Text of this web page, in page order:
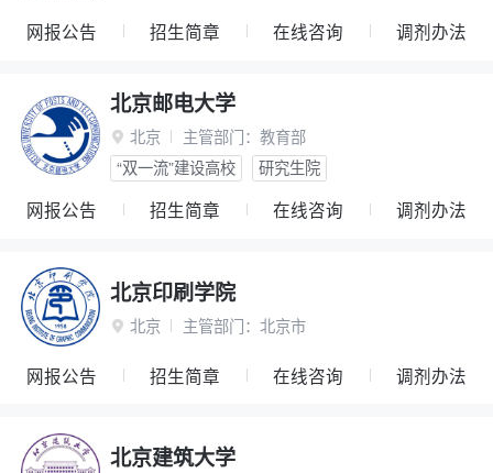
网报公告 招生简章 在线咨询 调剂办法
北京邮电大学
 北京 主管部门： 教育部
“双一流”建设高校
研究生院
网报公告 招生简章 在线咨询 调剂办法
北京印刷学院
 北京 主管部门： 北京市
网报公告 招生简章 在线咨询 调剂办法
北京建筑大学